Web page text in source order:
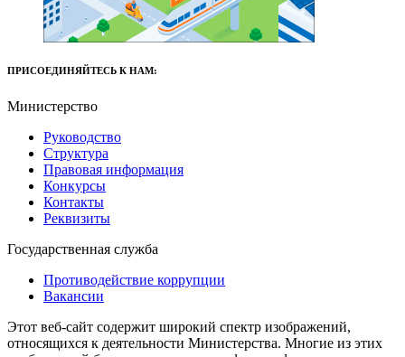
ПРИСОЕДИНЯЙТЕСЬ К НАМ:
Министерство
Руководство
Структура
Правовая информация
Конкурсы
Контакты
Реквизиты
Государственная служба
Противодействие коррупции
Вакансии
Этот веб-сайт содержит широкий спектр изображений,
относящихся к деятельности Министерства. Многие из этих